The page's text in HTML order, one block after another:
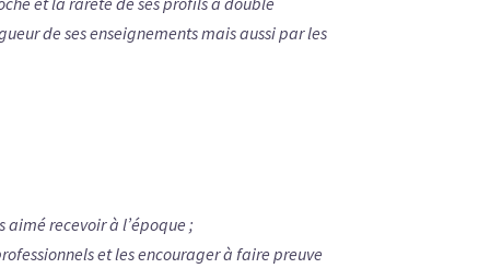
de ses enseignements mais aussi par les
recevoir à l’époque ;
et les encourager à faire preuve